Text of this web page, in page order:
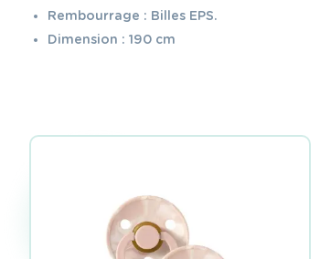
Rembourrage : Billes EPS.
Dimension : 190 cm